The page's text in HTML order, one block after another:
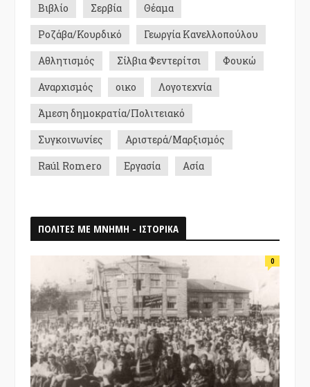
Βιβλίο
Σερβία
Θέαμα
Ροζάβα/Κουρδικό
Γεωργία Κανελλοπούλου
Αθλητισμός
Σίλβια Φεντερίτσι
Φουκώ
Αναρχισμός
οικο
Λογοτεχνία
Άμεση δημοκρατία/Πολιτειακό
Συγκοινωνίες
Αριστερά/Μαρξισμός
Raúl Romero
Εργασία Ασία
ΠΟΛΙΤΕΣ ΜΕ ΜΝΗΜΗ - ΙΣΤΟΡΙΚΑ
0